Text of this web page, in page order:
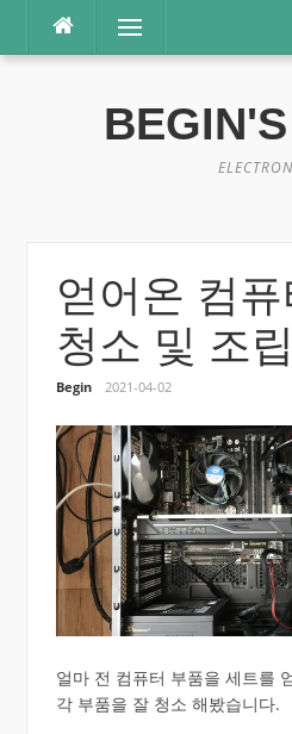
츠
메뉴
얻어온 컴
청소 및 조립
Begin 2021-04-02
얼마 전 컴퓨터 부품을 세트를
각 부품을 잘 청소 해봤습니다.